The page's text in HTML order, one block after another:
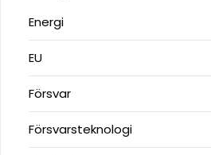
Energi
EU
Försvar
Försvarsteknologi